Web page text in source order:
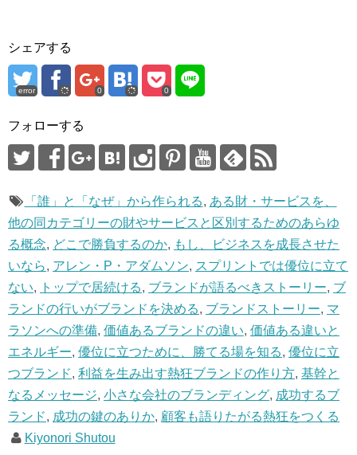
i
t
t
で
(
新
い
ィ
ウ
で
開
き
ま
す
)
有
す
る
に
リ
ッ
し
て
く
(
新
し
ウ
ィ
ン
ド
ウ
で
開
き
ま
す
)
シェアする
error 0 0
フォローする
「誰」と「なぜ」から作られる, ある財・サービスを、
他の同カテゴリーの財やサービスと区別するためのあらゆ
る概念, どこで勝負するのか, もし、ビジネスを成長させた
いなら, アレン・P・アダムソン, スプリントでは優位に立て
ない, トップで居続ける, ブランドが語るべきストーリー, ブ
ランドの行いがブランドを決める, ブランドストーリー, マ
ラソンへの準備, 価値あるブランドの違い, 価値ある違いと
エネルギー, 優位に立つために、勝てる場を知る, 優位に立
つブランド, 利益を生み出す熱狂ブランドの作り方, 基幹と
なるメッセージ, 小さな会社のブランディング, 成功するブ
ランド, 成功の鍵のありか, 顧客も語りたがる熱狂をつくる
Kiyonori Shutou